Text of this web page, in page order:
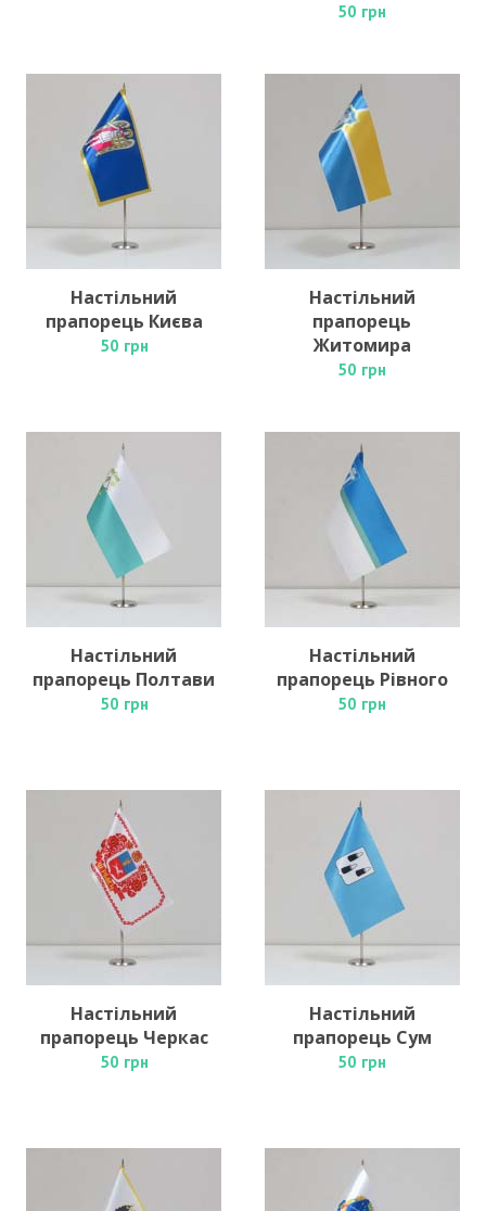
50 грн
Настільний
прапорець Києва
50 грн
Настільний
прапорець
Житомира
50 грн
Настільний
прапорець Полтави
50 грн
Настільний
прапорець Рівного
50 грн
Настільний
прапорець Черкас
50 грн
Настільний
прапорець Сум
50 грн